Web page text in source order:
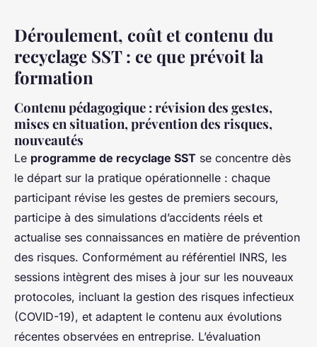
Déroulement, coût et contenu du
recyclage SST : ce que prévoit la
formation
Contenu pédagogique : révision des gestes,
mises en situation, prévention des risques,
nouveautés
Le programme de recyclage SST se concentre dès
le départ sur la pratique opérationnelle : chaque
participant révise les gestes de premiers secours,
participe à des simulations d’accidents réels et
actualise ses connaissances en matière de prévention
des risques. Conformément au référentiel INRS, les
sessions intègrent des mises à jour sur les nouveaux
protocoles, incluant la gestion des risques infectieux
(COVID-19), et adaptent le contenu aux évolutions
récentes observées en entreprise. L’évaluation